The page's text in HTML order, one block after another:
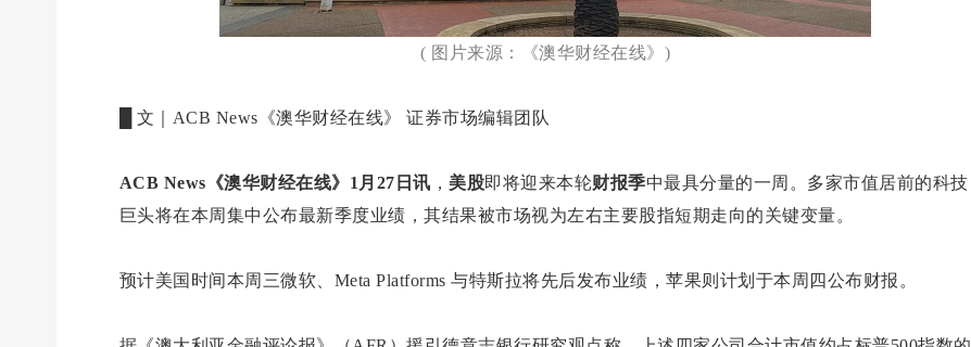
( 图片来源：《澳华财经在线》)
█ 文｜ACB News《澳华财经在线》 证券市场编辑团队
ACB News《澳华财经在线》1月27日讯 ， 美股即将迎来本轮财报季中最具分量的一周。多家市值居前的科技
巨头将在本周集中公布最新季度业绩，其结果被市场视为左右主要股指短期走向的关键变量。
预计美国时间本周三微软、Meta Platforms 与特斯拉将先后发布业绩，苹果则计划于本周四公布财报。